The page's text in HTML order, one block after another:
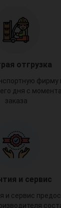
отгрузка
фирму
дня с
заказа
и сервис
и сервис